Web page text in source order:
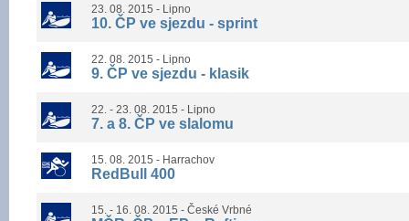
23. 08. 2015 - Lipno
10. ČP ve sjezdu - sprint
22. 08. 2015 - Lipno
9. ČP ve sjezdu - klasik
22. - 23. 08. 2015 - Lipno
7. a 8. ČP ve slalomu
15. 08. 2015 - Harrachov
RedBull 400
15. - 16. 08. 2015 - České Vrbné